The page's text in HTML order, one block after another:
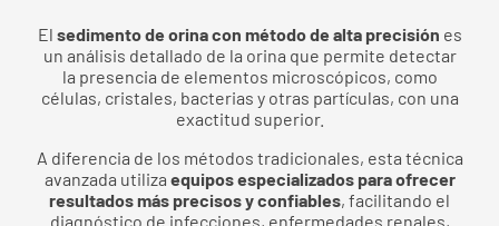
El sedimento de orina con método de alta precisión es
un análisis detallado de la orina que permite detectar
la presencia de elementos microscópicos, como
células, cristales, bacterias y otras partículas, con una
exactitud superior.
A diferencia de los métodos tradicionales, esta técnica
avanzada utiliza equipos especializados para ofrecer
resultados más precisos y confiables, facilitando el
diagnóstico de infecciones, enfermedades renales,